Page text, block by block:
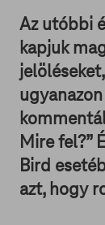
Az utóbbi
kapjuk
Mire fel?”
Bird
azt, hogy